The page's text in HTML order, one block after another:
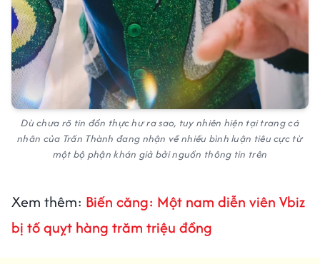
Dù chưa rõ tin đồn thực hư ra sao, tuy nhiên hiện tại trang cá
nhân của Trấn Thành đang nhận về nhiều bình luận tiêu cực từ
một bộ phận khán giả bởi nguồn thông tin trên
Xem thêm: Biến căng: Một nam diễn viên Vbiz
bị tố quỵt hàng trăm triệu đồng